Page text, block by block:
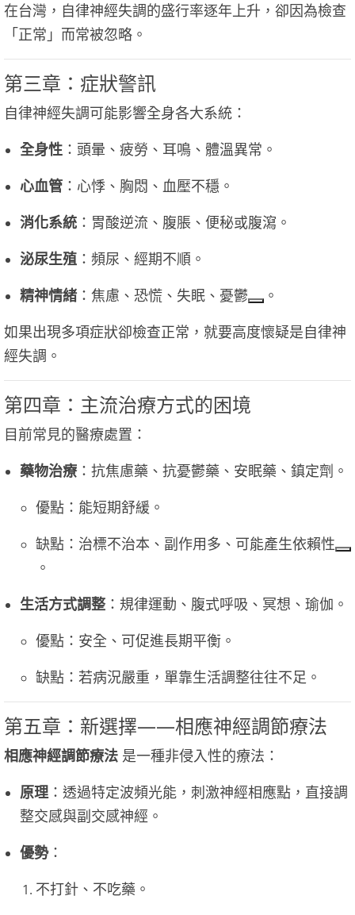
在台灣，自律神經失調的盛行率逐年上升，卻因為檢查
「正常」而常被忽略。
第三章：症狀警訊
自律神經失調可能影響全身各大系統：
全身性 ：頭暈、疲勞、耳鳴、體溫異常。
心血管 ：心悸、胸悶、血壓不穩。
消化系統 ：胃酸逆流、腹脹、便秘或腹瀉。
泌尿生殖 ：頻尿、經期不順。
精神情緒 ：焦慮、恐慌、失眠、憂鬱
。
如果出現多項症狀卻檢查正常，就要高度懷疑是自律神
經失調。
第四章：主流治療方式的困境
目前常見的醫療處置：
藥物治療：抗焦慮藥、抗憂鬱藥、安眠藥、鎮定劑。
優點：能短期舒緩。
缺點：治標不治本、副作用多、可能產生依賴性
。
生活方式調整 ：規律運動、腹式呼吸、冥想、瑜伽。
優點：安全、可促進長期平衡。
缺點：若病況嚴重，單靠生活調整往往不足。
第五章：新選擇——相應神經調節療法
相應神經調節療法 是一種非侵入性的療法：
原理：透過特定波頻光能，刺激神經相應點，直接調
整交感與副交感神經。
優勢：
不打針、不吃藥。